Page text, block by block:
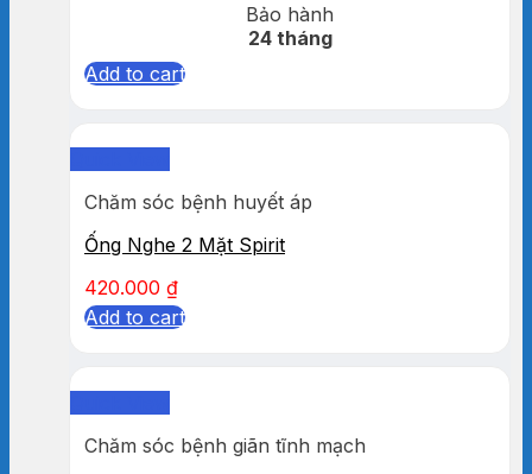
Bảo hành
24 tháng
Add to cart
Chăm sóc bệnh huyết áp
Ống Nghe 2 Mặt Spirit
420.000 ₫
Add to cart
Chăm sóc bệnh giãn tĩnh mạch